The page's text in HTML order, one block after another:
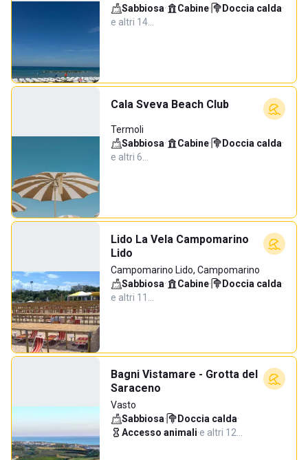
Sabbiosa· Cabine· Doccia calda·
e altri 14…
Cala Sveva Beach Club
Termoli
Sabbiosa· Cabine· Doccia calda·
e altri 6…
Lido La Vela Campomarino
Lido
Campomarino Lido, Campomarino
Sabbiosa· Cabine· Doccia calda·
e altri 11…
Bagni Vistamare - Grotta del
Saraceno
Vasto
Sabbiosa· Doccia calda·
Accesso animali·e altri 12…